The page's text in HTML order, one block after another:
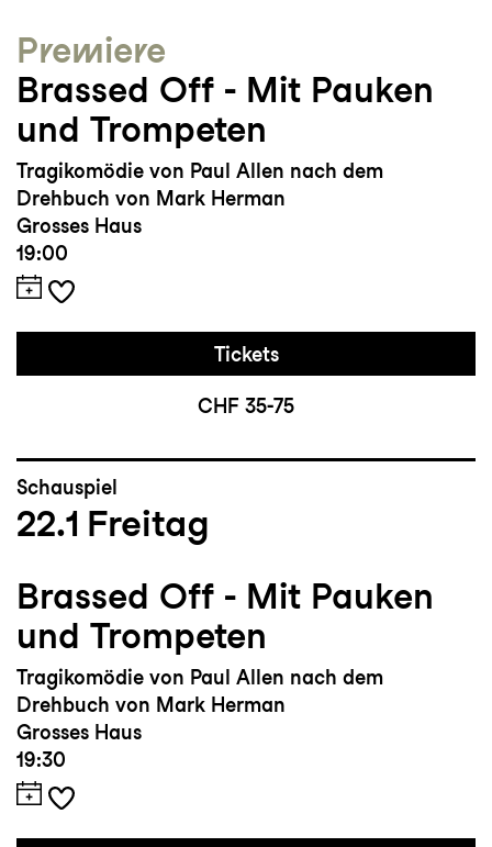
Premiere
Brassed Off - Mit Pauken
und Trompeten
Tragikomödie von Paul Allen nach dem
Drehbuch von Mark Herman
Grosses Haus
19:00
Tickets
CHF 35-75
Schauspiel
22.1 Freitag
Brassed Off - Mit Pauken
und Trompeten
Tragikomödie von Paul Allen nach dem
Drehbuch von Mark Herman
Grosses Haus
19:30